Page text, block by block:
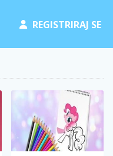
REGISTRIRAJ SE